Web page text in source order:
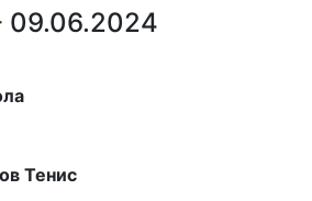
09.06.2024
Тенис